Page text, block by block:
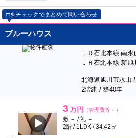
□をチェックでまとめて問い合わせ
ブルーハウス
ＪＲ石北本線 南
ＪＲ石北本線 新
北海道旭川市永山
2階建 / 築40年
3 万円 （管理費等－）
敷 － / 礼 －
2階 / 1LDK / 34.42㎡